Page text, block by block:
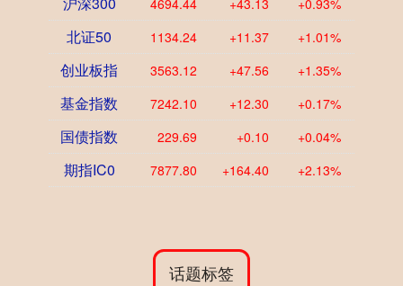
4694.44 +43.13 +0.93%
北证50 1134.24 +11.37 +1.01%
创业板指 3563.12 +47.56 +1.35%
基金指数 7242.10 +12.30 +0.17%
国债指数 229.69 +0.10 +0.04%
期指IC0 7877.80 +164.40 +2.13%
话题标签